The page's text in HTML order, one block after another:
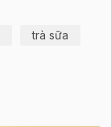
trà sữa